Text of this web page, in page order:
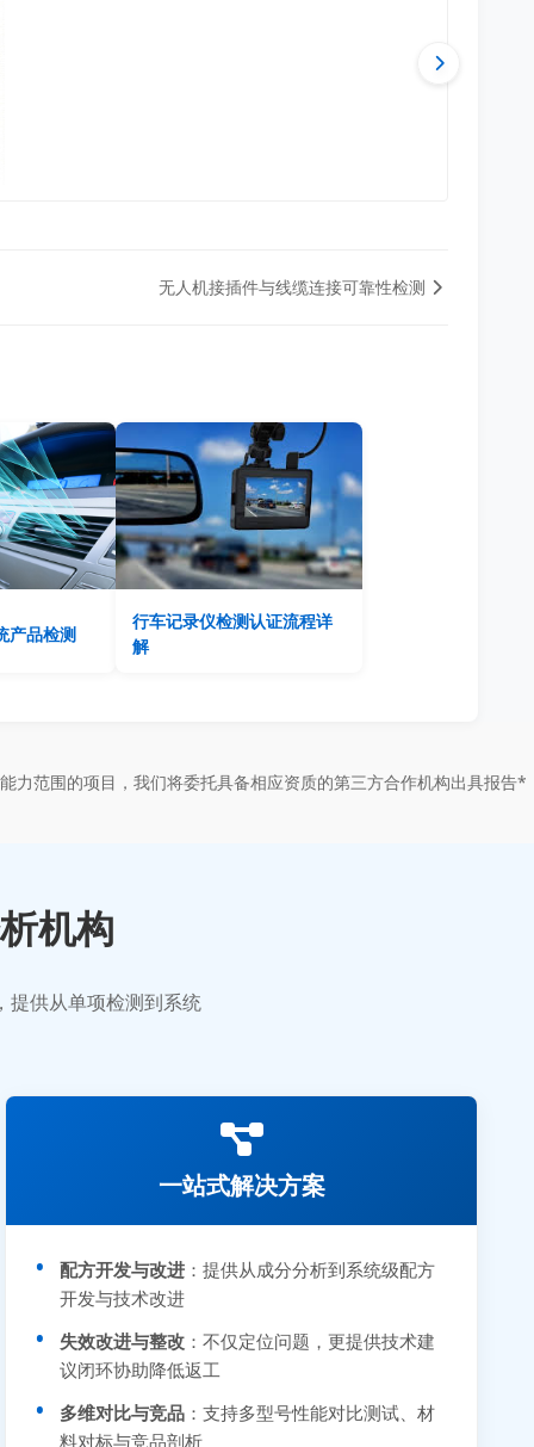
无人机接插件与线缆连接可靠性检测
产品检测
行车记录仪检测认证流程详
解
力范围的项目，我们将委托具备相应资质的第三方合作机构出具报告*
机构
提供从单项检测到系统
一站式解决方案
配方开发与改进 ：提供从成分分析到系统级配方
开发与技术改进
失效改进与整改 ：不仅定位问题，更提供技术建
议闭环协助降低返工
多维对比与竞品 ：支持多型号性能对比测试、材
料对标与竞品剖析